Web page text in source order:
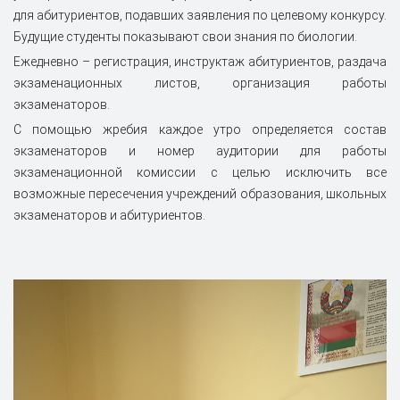
для абитуриентов, подавших заявления по целевому конкурсу.
Будущие студенты показывают свои знания по биологии.
Ежедневно – регистрация, инструктаж абитуриентов, раздача
экзаменационных листов, организация работы
экзаменаторов.
С помощью жребия каждое утро определяется состав
экзаменаторов и номер аудитории для работы
экзаменационной комиссии с целью исключить все
возможные пересечения учреждений образования, школьных
экзаменаторов и абитуриентов.